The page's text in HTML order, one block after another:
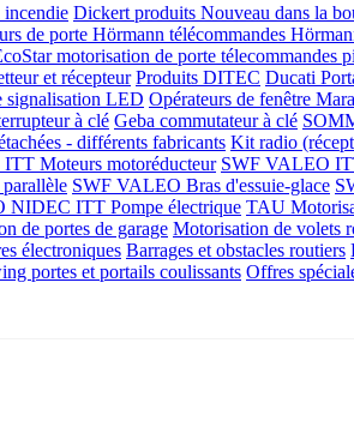
incendie Dickert produits Nouveau dans la
de porte Hörmann télécommandes
motorisation de porte télecommandes
et récepteur Produits DITEC Ducati
signalisation LED Opérateurs de fenêtre
à clé Geba commutateur à clé
- différents fabricants Kit radio
Moteurs motoréducteur SWF VALEO
parallèle SWF VALEO Bras d'essuie-glace
NIDEC ITT Pompe électrique TAU
de portes de garage Motorisation de volets
électroniques Barrages et obstacles routiers
portes et portails coulissants Offres